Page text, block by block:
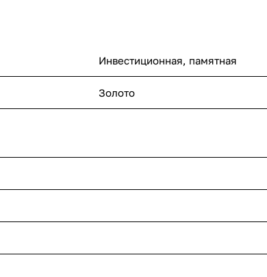
Инвестиционная, памятная
Золото